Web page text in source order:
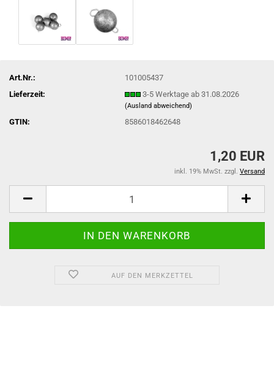
Art.Nr.:
101005437
Lieferzeit:
3-5 Werktage ab 31.08.2026
(Ausland abweichend)
GTIN: 8586018462648
1,20 EUR
inkl. 19% MwSt. zzgl. Versand
AUF DEN MERKZETTEL